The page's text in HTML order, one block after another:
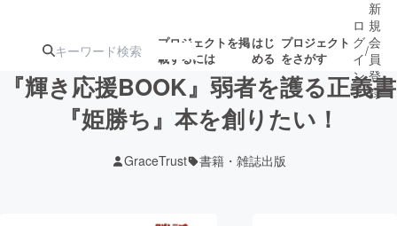
プロジェクトを掲
載するには
はじ
める
プロジェクト
をさがす
注目の新着プロ
ジェクト
募集終了が近いプ
ロジェクト
ロ
グ
イ
ン
/
新
規
会
員
登
録
『輝き応援BOOK』弱者を護る正義書
『姫勝ち』本を創りたい！
GraceTrust 書籍・雑誌出版